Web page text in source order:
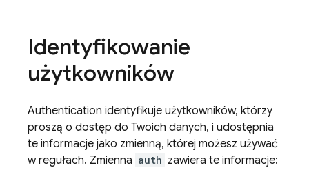
Identyfikowanie
użytkowników
Authentication identyfikuje użytkowników, którzy
proszą o dostęp do Twoich danych, i udostępnia
te informacje jako zmienną, której możesz używać
w regułach. Zmienna auth zawiera te informacje: